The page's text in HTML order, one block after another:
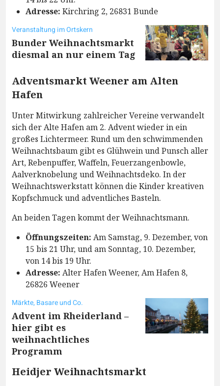
Adresse: Kirchring 2, 26831 Bunde
Veranstaltung im Ortskern
Bunder Weihnachtsmarkt
diesmal an nur einem Tag
Adventsmarkt Weener am Alten
Hafen
Unter Mitwirkung zahlreicher Vereine verwandelt
sich der Alte Hafen am 2. Advent wieder in ein
großes Lichtermeer. Rund um den schwimmenden
Weihnachtsbaum gibt es Glühwein und Punsch aller
Art, Rebenpuffer, Waffeln, Feuerzangenbowle,
Aalverknobelung und Weihnachtsdeko. In der
Weihnachtswerkstatt können die Kinder kreativen
Kopfschmuck und adventliches Basteln.
An beiden Tagen kommt der Weihnachtsmann.
Öffnungszeiten: Am Samstag, 9. Dezember, von
15 bis 21 Uhr, und am Sonntag, 10. Dezember,
von 14 bis 19 Uhr.
Adresse: Alter Hafen Weener, Am Hafen 8,
26826 Weener
Märkte, Basare und Co.
Advent im Rheiderland –
hier gibt es
weihnachtliches
Programm
Heidjer Weihnachtsmarkt